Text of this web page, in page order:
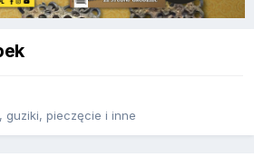
guziki, pieczęcie i inne